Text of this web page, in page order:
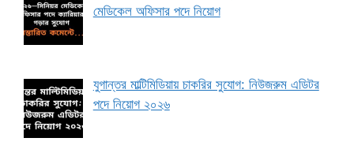
মেডিকেল অফিসার পদে নিয়োগ
যুগান্তর মাল্টিমিডিয়ায় চাকরির সুযোগ: নিউজরুম এডিটর
পদে নিয়োগ ২০২৬